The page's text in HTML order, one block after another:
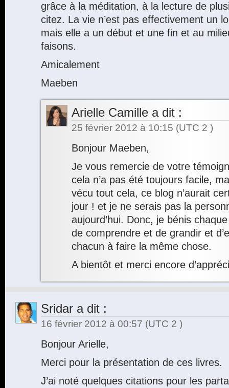
grâce à la méditation, à la lecture de
citez. La vie n’est pas effectivement un
mais elle a un début et une fin et au
faisons.
Amicalement
Maeben
Arielle Camille a dit :
25 février 2012 à 10:15 (UTC 2 )
Bonjour Maeben,
Je vous remercie de votre
cela n’a pas été toujours facile,
vécu tout cela, ce blog n’aurait
jour ! et je ne serais pas la
aujourd’hui. Donc, je bénis
de comprendre et de grandir et
chacun à faire la même chose.
A bientôt et merci encore
Sridar a dit :
16 février 2012 à 00:57 (UTC 2 )
Bonjour Arielle,
Merci pour la présentation de ces livres.
J’ai noté quelques citations pour les